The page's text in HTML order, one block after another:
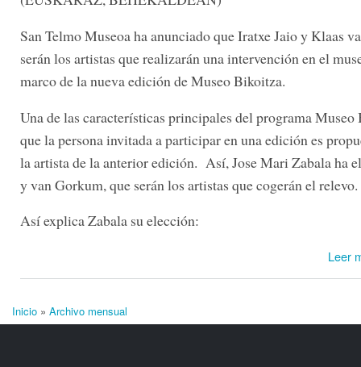
San Telmo Museoa ha anunciado que Iratxe Jaio y Klaas
serán los artistas que realizarán una intervención en el
marco de la nueva edición de Museo Bikoitza.
Una de las características principales del programa Museo
que la persona invitada a participar en una edición es
la artista de la anterior edición. Así, Jose Mari Zabala ha
y van Gorkum, que serán los artistas que cogerán el relevo.
Así explica Zabala su elección:
Leer
Se encuentra usted aquí
Inicio » Archivo mensual